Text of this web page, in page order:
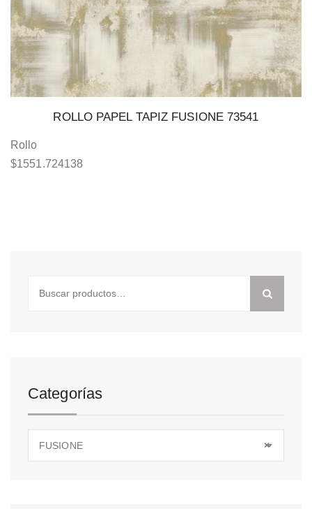
ROLLO PAPEL TAPIZ FUSIONE 73541
Rollo
$1551.724138
Categorías
×
FUSIONE